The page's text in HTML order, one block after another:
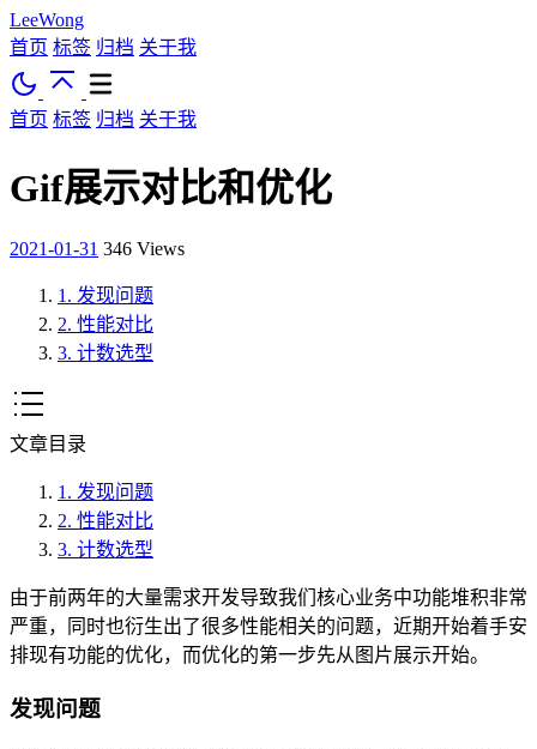
LeeWong
首页 标签 归档 关于我
首页 标签 归档 关于我
Gif展示对比和优化
2021-01-31 346 Views
1. 发现问题
2. 性能对比
3. 计数选型
文章目录
1. 发现问题
2. 性能对比
3. 计数选型
由于前两年的大量需求开发导致我们核心业务中功能堆积非常
严重，同时也衍生出了很多性能相关的问题，近期开始着手安
排现有功能的优化，而优化的第一步先从图片展示开始。
发现问题